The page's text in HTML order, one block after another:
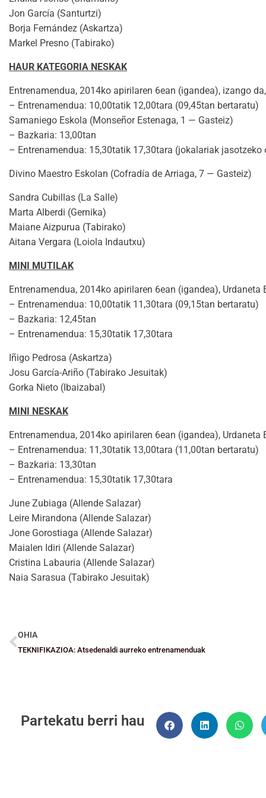
Jon García (Santurtzi)
Borja Fernández (Askartza)
Markel Presno (Tabirako)
HAUR KATEGORIA NESKAK
Entrenamendua, 2014ko apirilaren 6ean (igandea), izango
– Entrenamendua: 10,00tatik 12,00tara (09,45tan bertaratu)
Samaniego Eskola (Monseñor Estenaga, 1 — Gasteiz)
– Bazkaria: 13,00tan
– Entrenamendua: 15,30tatik 17,30tara (jokalariak jasotzeko
Divino Maestro Eskolan (Cofradía de Arriaga, 7 — Gasteiz)
Sandra Cubillas (La Salle)
Marta Alberdi (Gernika)
Maiane Aizpurua (Tabirako)
Aitana Vergara (Loiola Indautxu)
MINI MUTILAK
Entrenamendua, 2014ko apirilaren 6ean (igandea),
– Entrenamendua: 10,00tatik 11,30tara (09,15tan bertaratu)
– Bazkaria: 12,45tan
– Entrenamendua: 15,30tatik 17,30tara
Iñigo Pedrosa (Askartza)
Josu García-Ariño (Tabirako Jesuitak)
Gorka Nieto (Ibaizabal)
MINI NESKAK
Entrenamendua, 2014ko apirilaren 6ean (igandea),
– Entrenamendua: 11,30tatik 13,00tara (11,00tan bertaratu)
– Bazkaria: 13,30tan
– Entrenamendua: 15,30tatik 17,30tara
June Zubiaga (Allende Salazar)
Leire Mirandona (Allende Salazar)
Jone Gorostiaga (Allende Salazar)
Maialen Idiri (Allende Salazar)
Cristina Labauria (Allende Salazar)
Naia Sarasua (Tabirako Jesuitak)
OHIA
TEKNIFIKAZIOA: Atsedenaldi aurreko entrenamenduak
Partekatu berri hau